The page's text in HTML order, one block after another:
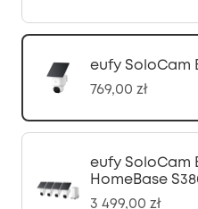
eufy SoloCam
769,00 zł
eufy SoloCam
HomeBase
3 499,00 zł